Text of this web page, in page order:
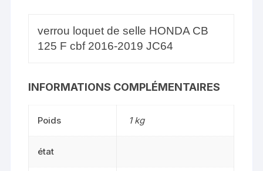
verrou loquet de selle HONDA CB
125 F cbf 2016-2019 JC64
INFORMATIONS COMPLÉMENTAIRES
Poids 1 kg
état